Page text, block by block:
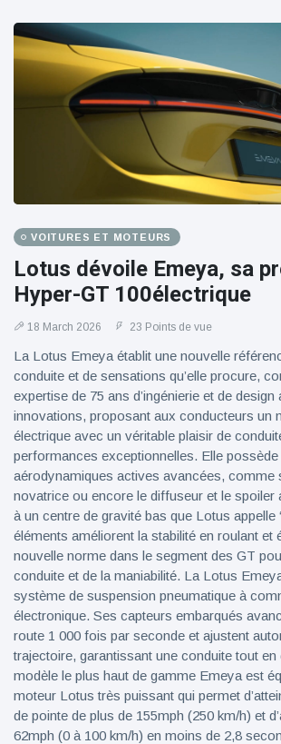
VOITURES ET MOTEURS
Lotus dévoile Emeya, sa
Hyper-GT 100électrique
18 March 2026 23 Points de vue
La Lotus Emeya établit une nouvelle
conduite et de sensations qu’elle procure,
expertise de 75 ans d’ingénierie et de
innovations, proposant aux conducteurs un
électrique avec un véritable plaisir de
performances exceptionnelles. Elle
aérodynamiques actives avancées, comme
novatrice ou encore le diffuseur et le spoiler
à un centre de gravité bas que Lotus appelle
éléments améliorent la stabilité en roulant et
nouvelle norme dans le segment des GT
conduite et de la maniabilité. La Lotus
système de suspension pneumatique à
électronique. Ses capteurs embarqués
route 1 000 fois par seconde et ajustent
trajectoire, garantissant une conduite tout en
modèle le plus haut de gamme Emeya est
moteur Lotus très puissant qui permet
de pointe de plus de 155mph (250 km/h) et
62mph (0 à 100 km/h) en moins de 2,8